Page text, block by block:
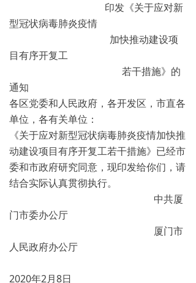
印发《关于应对新
型冠状病毒肺炎疫情
加快推动建设项
目有序开复工
若干措施》的
通知
各区党委和人民政府，各开发区，市直各
单位，各有关单位：
《关于应对新型冠状病毒肺炎疫情加快推
动建设项目有序开复工若干措施》已经市
委和市政府研究同意，现印发给你们，请
结合实际认真贯彻执行。
中共厦
门市委办公厅
厦门市
人民政府办公厅
2020年2月8日